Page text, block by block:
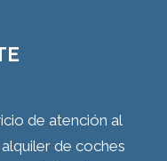
de atención al
de coches